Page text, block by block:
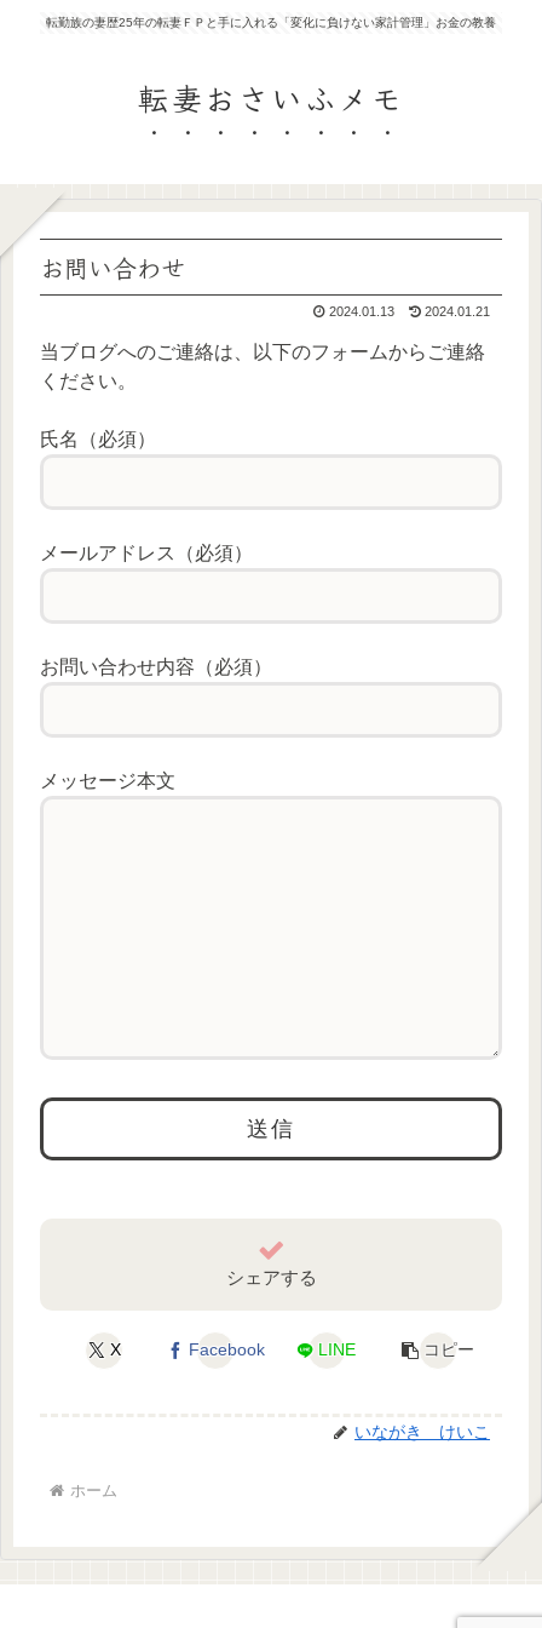
転勤族の妻歴25年の転妻ＦＰと手に入れる「変化に負けない家計管理」お金の教養
転妻おさいふメモ
お問い合わせ
2024.01.13 2024.01.21
当ブログへのご連絡は、以下のフォームからご連絡
ください。
氏名（必須）
メールアドレス（必須）
お問い合わせ内容（必須）
メッセージ本文
シェアする
X Facebook LINE コピー
いながき けいこ
ホーム